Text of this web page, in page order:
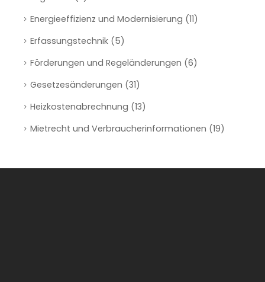
Energieeffizienz und Modernisierung (11)
Erfassungstechnik (5)
Förderungen und Regeländerungen (6)
Gesetzesänderungen (31)
Heizkostenabrechnung (13)
Mietrecht und Verbraucherinformationen (19)